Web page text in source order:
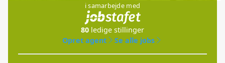
i samarbejde med
80 ledige stillinger
Opret agent
Se alle jobs